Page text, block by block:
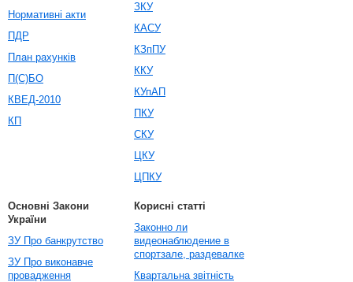
Нормативні акти
ПДР
План рахунків
П(С)БО
КВЕД-2010
КП
ЗКУ
КАСУ
КЗпПУ
ККУ
КУпАП
ПКУ
СКУ
ЦКУ
ЦПКУ
Основні Закони
України
ЗУ Про банкрутство
ЗУ Про виконавче
провадження
Корисні статті
Законно ли
видеонаблюдение в
спортзале, раздевалке
Квартальна звітність